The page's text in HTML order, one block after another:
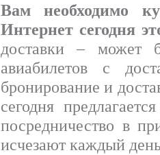
Вам необходимо
Интернет сегодня
доставки – может
авиабилетов с
бронирование и
сегодня
посредничество в
исчезают каждый